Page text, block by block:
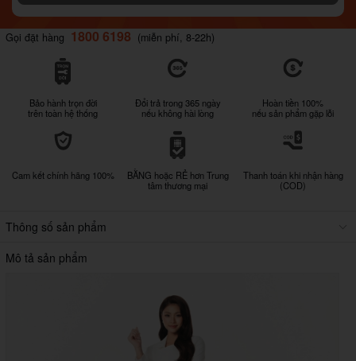
Gọi đặt hàng 1800 6198 (miễn phí, 8-22h)
Bảo hành trọn đời
trên toàn hệ thống
Đổi trả trong 365 ngày
nếu không hài lòng
Hoàn tiền 100%
nếu sản phẩm gặp lỗi
Cam kết chính hãng 100%
BẰNG hoặc RẺ hơn Trung
tâm thương mại
Thanh toán khi nhận hàng
(COD)
Thông số sản phẩm
Mô tả sản phẩm